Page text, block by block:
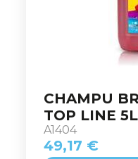
CHAMPU
TOP LINE
A1404
49,17 €